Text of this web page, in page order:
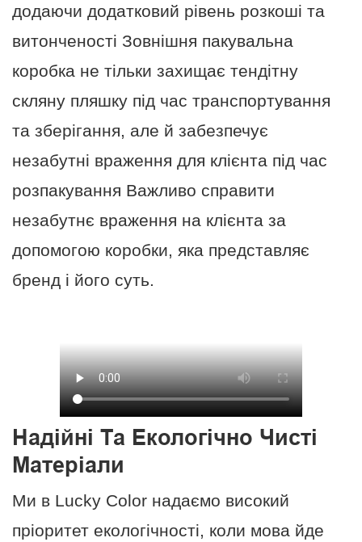
додаючи додатковий рівень розкоші та
витонченості Зовнішня пакувальна
коробка не тільки захищає тендітну
скляну пляшку під час транспортування
та зберігання, але й забезпечує
незабутні враження для клієнта під час
розпакування Важливо справити
незабутнє враження на клієнта за
допомогою коробки, яка представляє
бренд і його суть.
Надійні Та Екологічно Чисті
Матеріали
Ми в Lucky Color надаємо високий
пріоритет екологічності, коли мова йде